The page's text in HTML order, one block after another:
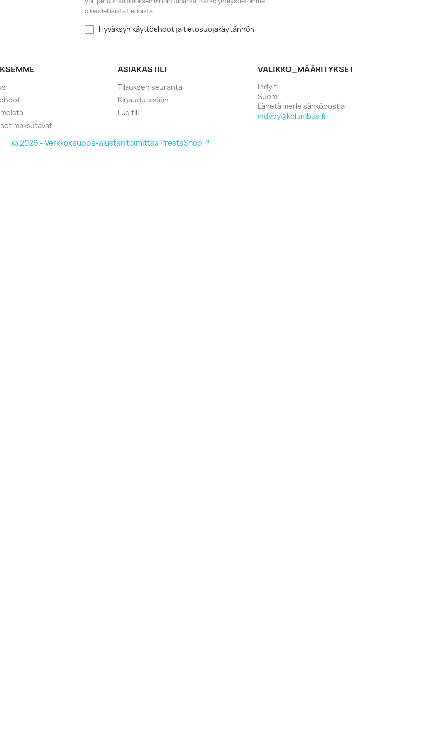
oikeudellisista tiedoista.
Hyväksyn käyttöehdot ja tietosuojakäytännön
maksutavat
ASIAKASTILI
Tilauksen seuranta
Kirjaudu sisään
Luo tili
VALIKKO_MÄÄRITYKSET
Indy.fi
Suomi
Lähetä meille sähköpostia:
indyoy@kolumbus.fi
© 2026 - Verkkokauppa-alustan toimittaa PrestaShop™